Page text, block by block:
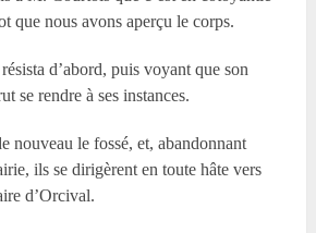
que nous avons aperçu le corps.
d’abord, puis voyant que son
se rendre à ses instances.
nouveau le fossé, et, abandonnant
ils se dirigèrent en toute hâte vers
d’Orcival.